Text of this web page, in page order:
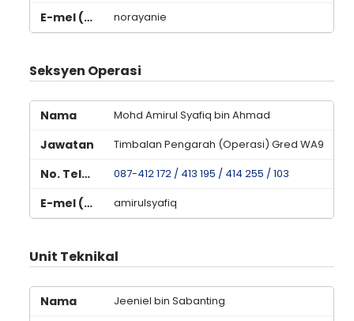
norayanie
Seksyen Operasi
Mohd Amirul Syafiq bin Ahmad
Timbalan Pengarah (Operasi) Gred WA9
087-412 172 / 413 195 / 414 255 / 103
amirulsyafiq
Unit Teknikal
Jeeniel bin Sabanting